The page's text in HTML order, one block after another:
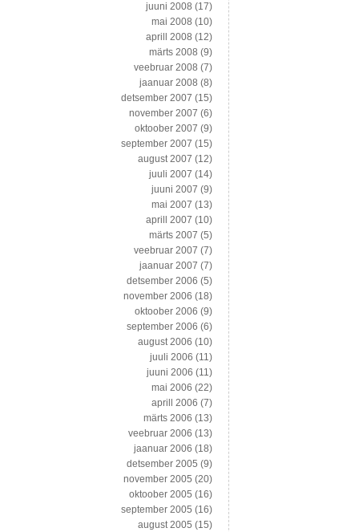
juuni 2008 (17)
mai 2008 (10)
aprill 2008 (12)
märts 2008 (9)
veebruar 2008 (7)
jaanuar 2008 (8)
detsember 2007 (15)
november 2007 (6)
oktoober 2007 (9)
september 2007 (15)
august 2007 (12)
juuli 2007 (14)
juuni 2007 (9)
mai 2007 (13)
aprill 2007 (10)
märts 2007 (5)
veebruar 2007 (7)
jaanuar 2007 (7)
detsember 2006 (5)
november 2006 (18)
oktoober 2006 (9)
september 2006 (6)
august 2006 (10)
juuli 2006 (11)
juuni 2006 (11)
mai 2006 (22)
aprill 2006 (7)
märts 2006 (13)
veebruar 2006 (13)
jaanuar 2006 (18)
detsember 2005 (9)
november 2005 (20)
oktoober 2005 (16)
september 2005 (16)
august 2005 (15)